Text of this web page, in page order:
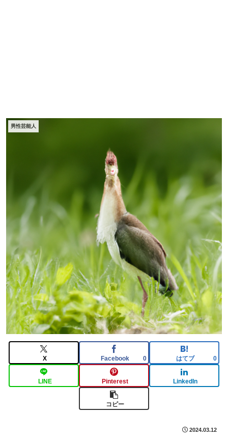
男性芸能人
X Facebook 0 はてブ 0
LINE Pinterest LinkedIn
コピー
2024.03.12